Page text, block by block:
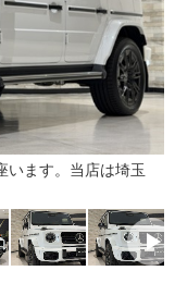
います。当店は埼玉